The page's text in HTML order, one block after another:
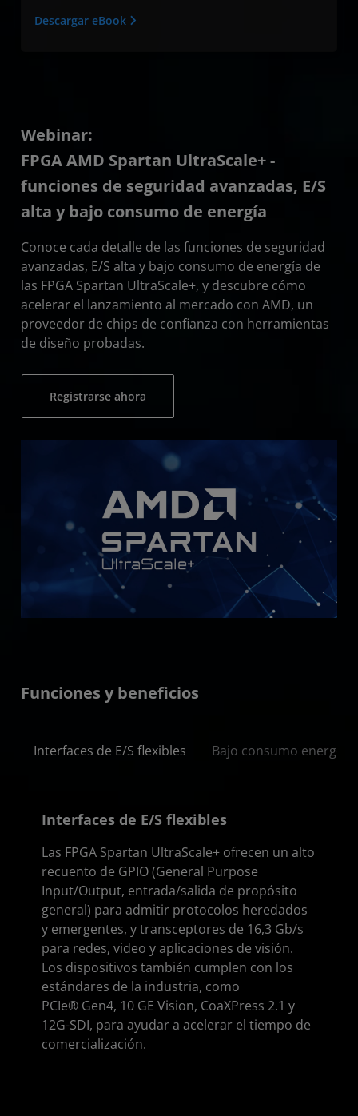
Descargar eBook
Webinar:
FPGA AMD Spartan UltraScale+ -
funciones de seguridad avanzadas, E/S
alta y bajo consumo de energía
Conoce cada detalle de las funciones de seguridad
avanzadas, E/S alta y bajo consumo de energía de
las FPGA Spartan UltraScale+, y descubre cómo
acelerar el lanzamiento al mercado con AMD, un
proveedor de chips de confianza con herramientas
de diseño probadas.
Registrarse ahora
Funciones y beneficios
Interfaces de E/S flexibles Bajo consumo
Interfaces de E/S flexibles
Las FPGA Spartan UltraScale+ ofrecen un alto
recuento de GPIO (General Purpose
Input/Output, entrada/salida de propósito
general) para admitir protocolos heredados
y emergentes, y transceptores de 16,3 Gb/s
para redes, video y aplicaciones de visión.
Los dispositivos también cumplen con los
estándares de la industria, como
PCIe® Gen4, 10 GE Vision, CoaXPress 2.1 y
12G-SDI, para ayudar a acelerar el tiempo de
comercialización.